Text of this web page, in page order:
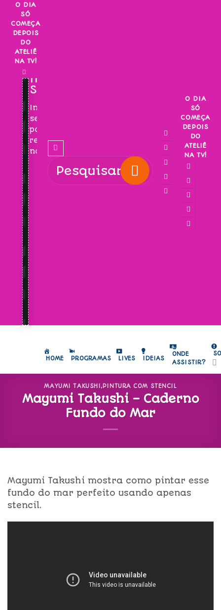
Skip
content
O DIA
SÓ
COMEÇA
DEPOIS
DO
ATELIÊ
NA TV!
INSCREVA-
SE!
Inscreva-
se
para
receber
novidades!
O DIA
SÓ
COMEÇA
DEPOIS
DO
ATELIÊ
NA TV!
HOME PROGRAMAS LIVES IDEIAS
ONDE
ASSISTIR?
MAYUMI TAKUSHI , PINTURA COM STENCIL
Mayumi Takushi – Caderno
Fundo do Mar
Mayumi Takushi mostra como pintar esse
fundo do mar perfeito usando apenas
stencil.